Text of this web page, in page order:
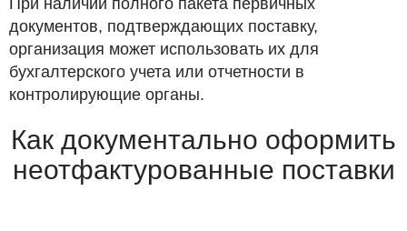
При наличии полного пакета первичных
документов, подтверждающих поставку,
организация может использовать их для
бухгалтерского учета или отчетности в
контролирующие органы.
Как документально оформить
неотфактурованные поставки